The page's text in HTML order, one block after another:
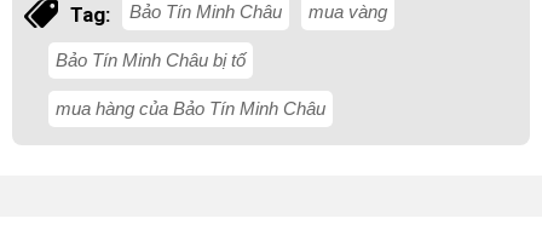
Tag: Bảo Tín Minh Châu mua vàng
Bảo Tín Minh Châu bị tố
mua hàng của Bảo Tín Minh Châu